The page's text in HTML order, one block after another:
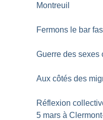
Montreuil
Fermons le bar
Guerre des sexes
Aux côtés des
Réflexion
5 mars à